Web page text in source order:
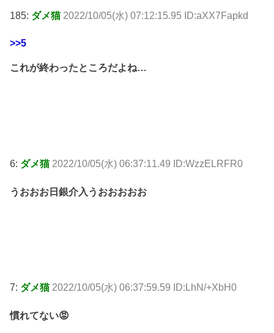
185: ダメ猫 2022/10/05(水) 07:12:15.95 ID:aXX7Fapkd
>>5
これが終わったところだよね…
6: ダメ猫 2022/10/05(水) 06:37:11.49 ID:WzzELRFR0
うおおお日銀介入うおおおおお
7: ダメ猫 2022/10/05(水) 06:37:59.59 ID:LhN/+XbH0
慣れてない😡